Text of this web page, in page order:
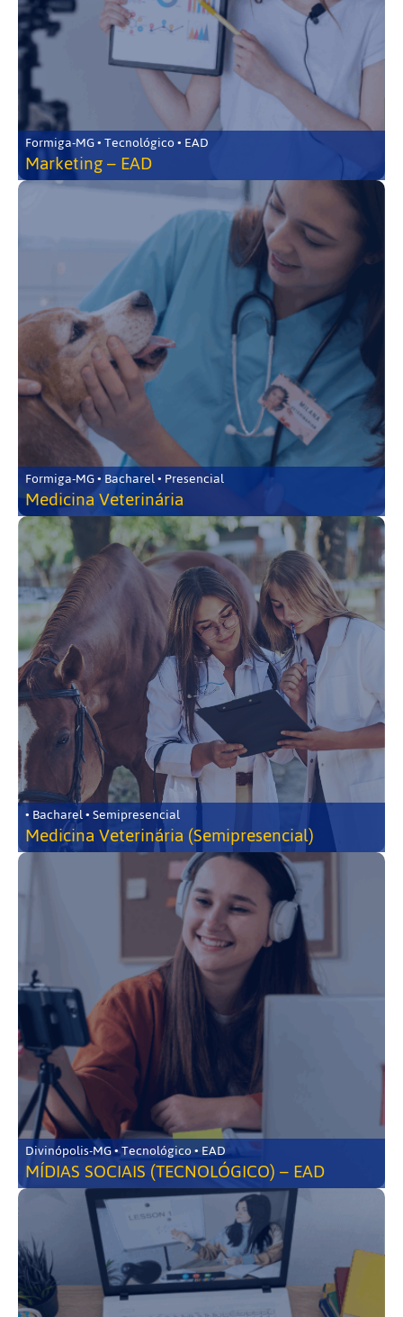
Formiga-MG • Tecnológico • EAD
Marketing – EAD
Formiga-MG • Bacharel • Presencial
Medicina Veterinária
• Bacharel • Semipresencial
Medicina Veterinária (Semipresencial)
Divinópolis-MG • Tecnológico • EAD
MÍDIAS SOCIAIS (TECNOLÓGICO) – EAD